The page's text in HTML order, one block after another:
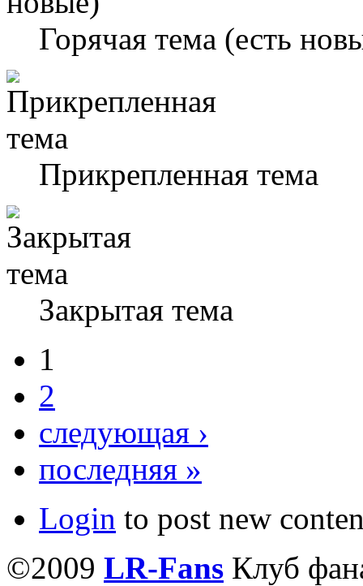
Горячая тема (есть
Прикрепленная тема
Закрытая тема
1
2
следующая ›
последняя »
Login to post new
©2009 LR-Fans Клуб